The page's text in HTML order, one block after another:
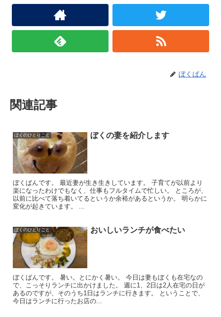
ぼくぱん
関連記事
ぼくのひとりごと ぼくの妻を紹介します
ぼくぱんです。 最近妻が生き生きしています。 子育てが以前より
楽になったわけでもなく、仕事もフルタイムで忙しい。 ところが、
以前に比べて落ち着いてるというか余裕があるというか。 明らかに
変化が起きています。 ...
ぼくのひとりごと おいしいランチが食べたい
ぼくぱんです。 暑い。とにかく暑い。 今日は妻もぼくも在宅なの
で、こっそりランチに出かけました。 週に1、2日は2人在宅の日が
あるのですが、そのうち1日はランチに行きます。 ということで、
今日はランチに行ったお店の...